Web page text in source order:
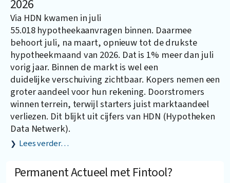
2026
Via HDN kwamen in juli
55.018 hypotheekaanvragen binnen. Daarmee
behoort juli, na maart, opnieuw tot de drukste
hypotheekmaand van 2026. Dat is 1% meer dan juli
vorig jaar. Binnen de markt is wel een
duidelijke verschuiving zichtbaar. Kopers nemen een
groter aandeel voor hun rekening. Doorstromers
winnen terrein, terwijl starters juist marktaandeel
verliezen. Dit blijkt uit cijfers van HDN (Hypotheken
Data Netwerk).
Lees verder…
Permanent Actueel met Fintool?